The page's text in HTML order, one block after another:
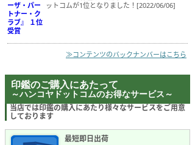
ットコムが1位となりました！[2022/06/06]
≫コンテンツのバックナンバーはこちら
印鑑のご購入にあたって
～ハンコヤドットコムのお得なサービス～
当店では印鑑の購入にあたり様々なサービスをご用意
しております
最短即日出荷